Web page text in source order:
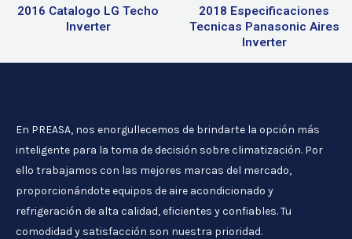
2016 Catalogo LG Techo
Inverter
2018 Especificaciones
Tecnicas Panasonic Aires
Inverter
En PREASA, nos enorgullecemos de brindarte la opción más
inteligente para la toma de decisión sobre climatización. Por
ello trabajamos con las mejores marcas del mercado,
proporcionándote equipos de aire acondicionado y
refrigeración de alta calidad, eficientes y confiables. Tu
comodidad y satisfacción son nuestra prioridad.